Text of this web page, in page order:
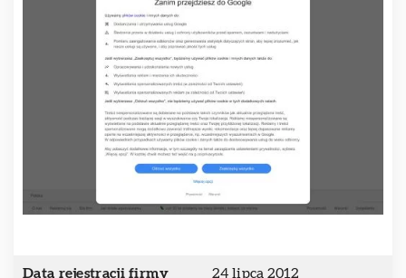
Data rejestracji firmy 24 lipca 2012